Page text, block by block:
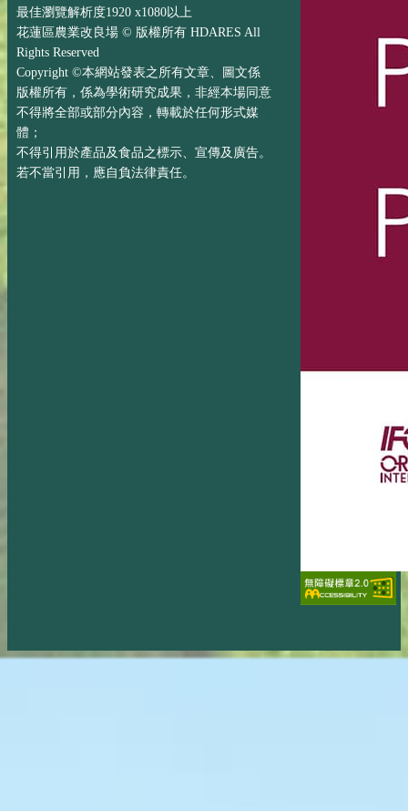
最佳瀏覽解析度1920 x1080以上
花蓮區農業改良場 © 版權所有 HDARES All
Rights Reserved
Copyright ©本網站發表之所有文章、圖文係
版權所有，係為學術研究成果，非經本場同意
不得將全部或部分內容，轉載於任何形式媒
體；
不得引用於產品及食品之標示、宣傳及廣告。
若不當引用，應自負法律責任。